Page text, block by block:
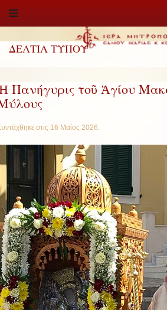
ΔΕΛΤΙΑ ΤΥΠΟΥ
Πανήγυρις τοῦ Ἁγίου
στις 16 Μαϊος 2026.